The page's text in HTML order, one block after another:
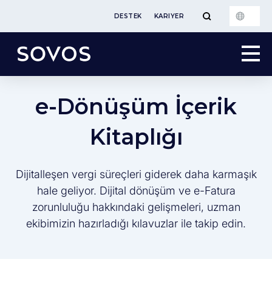
DESTEK KARIYER
e-Dönüşüm İçerik
Kitaplığı
Dijitalleşen vergi süreçleri giderek daha karmaşık
hale geliyor. Dijital dönüşüm ve e-Fatura
zorunluluğu hakkındaki gelişmeleri, uzman
ekibimizin hazırladığı kılavuzlar ile takip edin.